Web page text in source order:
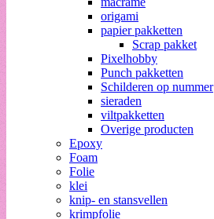
origami
papier pakketten
Scrap pakket
Pixelhobby
Punch pakketten
Schilderen op nummer
sieraden
viltpakketten
Overige producten
Epoxy
Foam
Folie
klei
knip- en stansvellen
krimpfolie